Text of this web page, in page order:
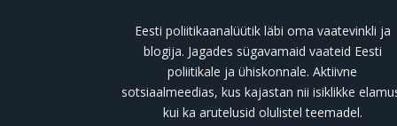
Eesti poliitikaanalüütik läbi oma vaatevinkli ja
blogija. Jagades sügavamaid vaateid Eesti
poliitikale ja ühiskonnale. Aktiivne
sotsiaalmeedias, kus kajastan nii isiklikke
kui ka arutelusid olulistel teemadel.